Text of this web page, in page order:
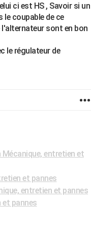
ci est HS , Savoir si un
coupable de ce
sont en bon
le régulateur de
Mécanique, entretien et
et pannes
entretien et pannes
et pannes